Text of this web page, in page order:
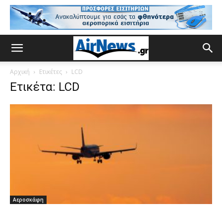
Αρχική Ετικέτες LCD
Ετικέτα: LCD
Αεροσκάφη